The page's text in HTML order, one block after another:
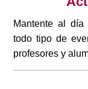
Mantente al día
todo tipo de
profesores y